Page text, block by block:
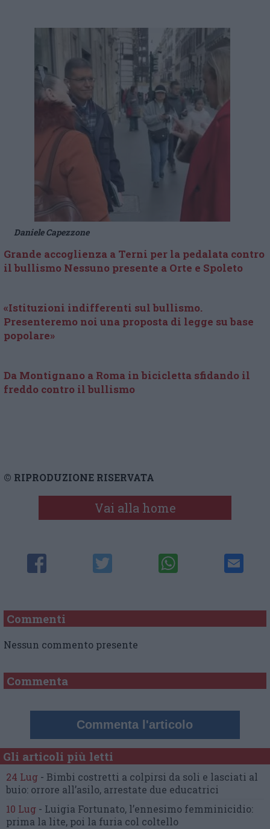
Daniele Capezzone
Grande accoglienza a Terni per la pedalata contro
il bullismo Nessuno presente a Orte e Spoleto
«Istituzioni indifferenti sul bullismo.
Presenteremo noi una proposta di legge su base
popolare»
Da Montignano a Roma in bicicletta sfidando il
freddo contro il bullismo
© RIPRODUZIONE RISERVATA
Vai alla home
Commenti
Nessun commento presente
Commenta
Commenta l'articolo
Gli articoli più letti
24 Lug - Bimbi costretti a colpirsi da soli e lasciati al
buio: orrore all’asilo, arrestate due educatrici
10 Lug - Luigia Fortunato, l’ennesimo femminicidio:
prima la lite, poi la furia col coltello